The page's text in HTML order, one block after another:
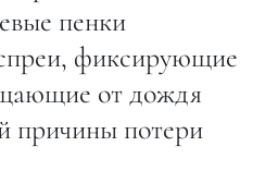
пенки
фиксирующие
от дождя
причины потери